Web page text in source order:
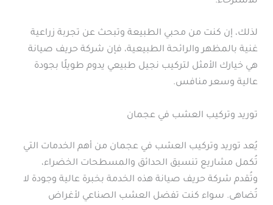
لذلك، إن كنت من محبي الطبيعة وتبحث عن تجربة زراعية
غنية بالمظهر والرائحة الطبيعية، فإن شركة حريف صيانة
هي خيارك الأمثل لتركيب نجيل طبيعي يدوم طويلًا بجودة
عالية وسعر منافس.
توريد وتركيب العشب في عجمان
يُعد توريد وتركيب العشب في عجمان من أهم الخدمات التي
تُكمل مشاريع تنسيق الحدائق والمسطحات الخضراء،
وتُقدم شركة حريف صيانة هذه الخدمة بخبرة عالية وجودة لا
تُضاهى. سواء كنت تفضل العشب الصناعي لأغراض